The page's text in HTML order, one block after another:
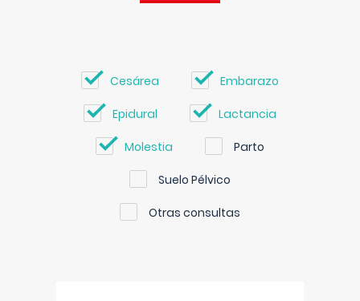
Cesárea Embarazo
Epidural Lactancia
Molestia Parto
Suelo Pélvico
Otras consultas